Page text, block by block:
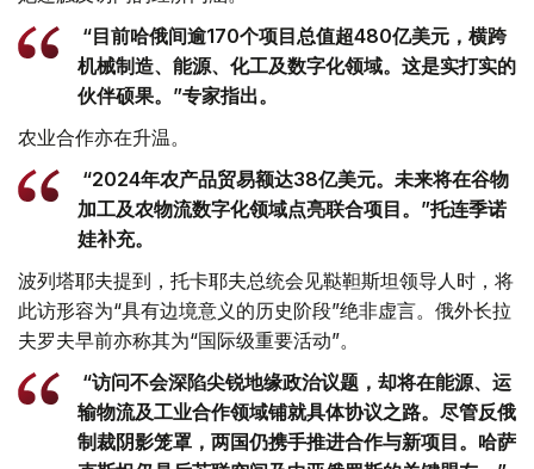
“目前哈俄间逾170个项目总值超480亿美元，横跨
机械制造、能源、化工及数字化领域。这是实打实的
伙伴硕果。”专家指出。
农业合作亦在升温。
“2024年农产品贸易额达38亿美元。未来将在谷物
加工及农物流数字化领域点亮联合项目。”托连季诺
娃补充。
波列塔耶夫提到，托卡耶夫总统会见鞑靼斯坦领导人时，将
此访形容为“具有边境意义的历史阶段”绝非虚言。俄外长拉
夫罗夫早前亦称其为“国际级重要活动”。
“访问不会深陷尖锐地缘政治议题，却将在能源、运
输物流及工业合作领域铺就具体协议之路。尽管反俄
制裁阴影笼罩，两国仍携手推进合作与新项目。哈萨